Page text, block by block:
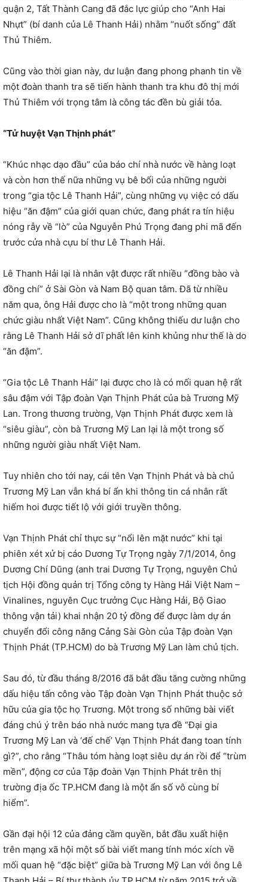
quận 2, Tất Thành Cang đã đắc lực giúp cho “Anh Hai
Nhựt” (bí danh của Lê Thanh Hải) nhằm “nuốt sống” đất
Thủ Thiêm.
Cũng vào thời gian này, dư luận đang phong phanh tin về
một đoàn thanh tra sẽ tiến hành thanh tra khu đô thị mới
Thủ Thiêm với trọng tâm là công tác đền bù giải tỏa.
“Tử huyệt Vạn Thịnh phát”
“Khúc nhạc dạo đầu” của báo chí nhà nước về hàng loạt
và còn hơn thế nữa những vụ bê bối của những người
trong “gia tộc Lê Thanh Hải”, cùng những vụ việc có dấu
hiệu “ăn đậm” của giới quan chức, đang phát ra tín hiệu
nóng rẫy về “lò” của Nguyễn Phú Trọng đang phi mã đến
trước cửa nhà cựu bí thư Lê Thanh Hải.
Lê Thanh Hải lại là nhân vật được rất nhiều “đồng bào và
đồng chí” ở Sài Gòn và Nam Bộ quan tâm. Đã từ nhiều
năm qua, ông Hải được cho là “một trong những quan
chức giàu nhất Việt Nam”. Cũng không thiếu dư luận cho
rằng Lê Thanh Hải sở dĩ phất lên kinh khủng như thế là do
“ăn đậm”.
“Gia tộc Lê Thanh Hải” lại được cho là có mối quan hệ rất
sâu đậm với Tập đoàn Vạn Thịnh Phát của bà Trương Mỹ
Lan. Trong thương trường, Vạn Thịnh Phát được xem là
“siêu giàu”, còn bà Trương Mỹ Lan lại là một trong số
những người giàu nhất Việt Nam.
Tuy nhiên cho tới nay, cái tên Vạn Thịnh Phát và bà chủ
Trương Mỹ Lan vẫn khá bí ẩn khi thông tin cá nhân rất
hiếm hoi được tiết lộ với giới truyền thông.
Vạn Thịnh Phát chỉ thực sự “nổi lên mặt nước” khi tại
phiên xét xử bị cáo Dương Tự Trọng ngày 7/1/2014, ông
Dương Chí Dũng (anh trai Dương Tự Trọng, nguyên Chủ
tịch Hội đồng quản trị Tổng công ty Hàng Hải Việt Nam –
Vinalines, nguyên Cục trưởng Cục Hàng Hải, Bộ Giao
thông vận tải) khai nhận 20 tỷ đồng để được làm dự án
chuyển đổi công năng Cảng Sài Gòn của Tập đoàn Vạn
Thịnh Phát (TP.HCM) do bà Trương Mỹ Lan làm chủ tịch.
Sau đó, từ đầu tháng 8/2016 đã bắt đầu tăng cường những
dấu hiệu tấn công vào Tập đoàn Vạn Thịnh Phát thuộc sở
hữu của gia tộc họ Trương. Một trong số những bài viết
đáng chú ý trên báo nhà nước mang tựa đề “Đại gia
Trương Mỹ Lan và ‘đế chế’ Vạn Thịnh Phát đang toan tính
gì?”, cho rằng “Thâu tóm hàng loạt siêu dự án rồi để “trùm
mền”, động cơ của Tập đoàn Vạn Thịnh Phát trên thị
trường địa ốc TP.HCM đang là một ẩn số vô cùng bí
hiểm”.
Gần đại hội 12 của đảng cầm quyền, bắt đầu xuất hiện
trên mạng xã hội một số bài viết mang tính móc xích về
mối quan hệ “đặc biệt” giữa bà Trương Mỹ Lan với ông Lê